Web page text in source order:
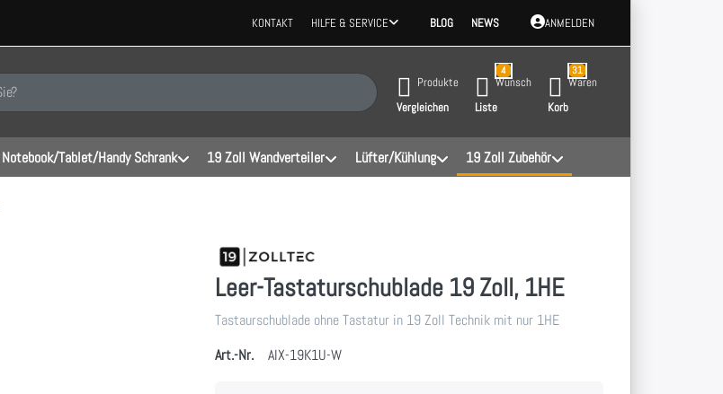
KONTAKT HILFE & SERVICE BLOG NEWS ANMELDEN
ein. Während Sie tippen, erscheinen automatisch erste Ergebnisse. Drücken Sie die Eingabetaste, um alle Ergebnisse aufzurufen.
Produkte
Vergleichen
4
Wunsch
Liste
31
Waren
Korb
Notebook/Tablet/Handy Schrank 19 Zoll Wandverteiler Lüfter/Kühlung 19 Zoll Zubehör
Leer-Tastaturschublade 19 Zoll, 1HE
Tastaurschublade ohne Tastatur in 19 Zoll Technik mit nur 1HE
Art.-Nr.
AIX-19K1U-W